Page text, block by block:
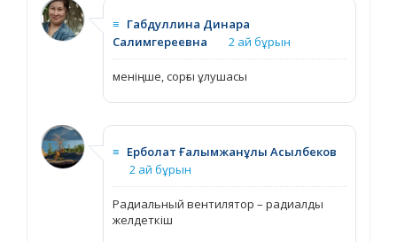
≡ Габдуллина Динара
Салимгереевна
2 ай бұрын
меніңше, сорғы ұлушасы
≡ Ерболат Ғалымжанұлы Асылбеков
2 ай бұрын
Радиальный вентилятор – радиалды
желдеткіш